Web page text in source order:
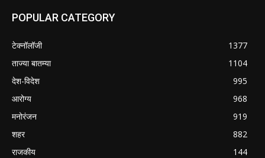
POPULAR CATEGORY
टेक्नॉलॉजी
1377
ताज्या बातम्या
1104
देश-विदेश
995
आरोग्य
968
मनोरंजन
919
शहर
882
राजकीय
144